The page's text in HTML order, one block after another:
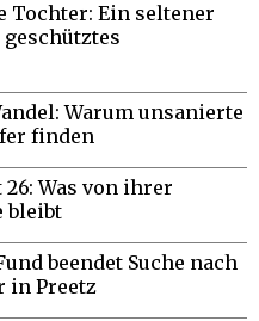
Tochter: Ein seltener
Warum unsanierte
finden
Was von ihrer
bleibt
beendet Suche nach
in Preetz